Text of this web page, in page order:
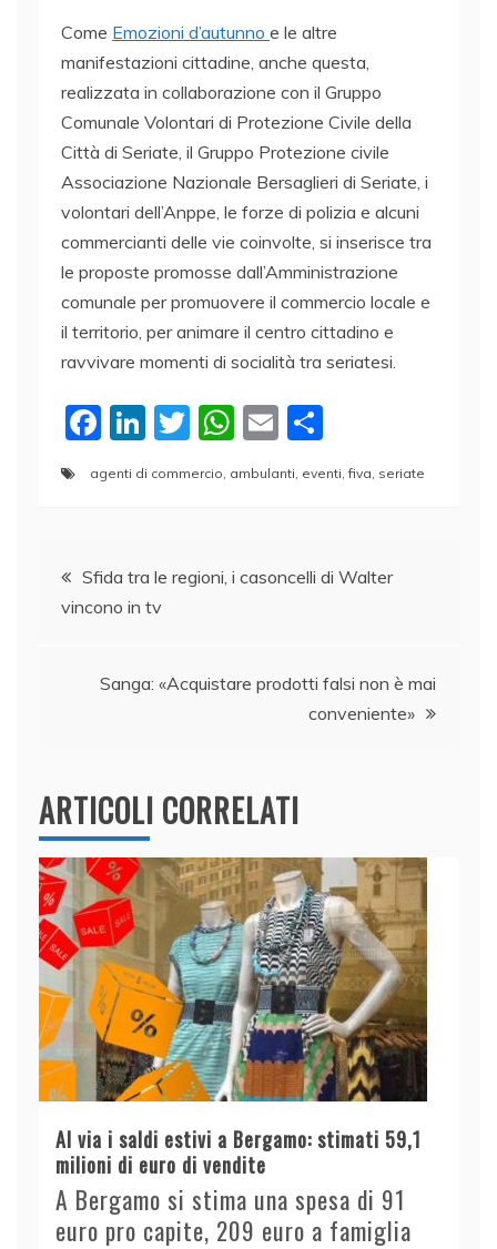
Come Emozioni d’autunno e le altre
manifestazioni cittadine, anche questa,
realizzata in collaborazione con il Gruppo
Comunale Volontari di Protezione Civile della
Città di Seriate, il Gruppo Protezione civile
Associazione Nazionale Bersaglieri di Seriate, i
volontari dell’Anppe, le forze di polizia e alcuni
commercianti delle vie coinvolte, si inserisce tra
le proposte promosse dall’Amministrazione
comunale per promuovere il commercio locale e
il territorio, per animare il centro cittadino e
ravvivare momenti di socialità tra seriatesi.
F
c
b
o
k
Li
n
dI
n
T
w
W
h
A
E
m
ai
o
vi
agenti di commercio, ambulanti, eventi,fiva, seriate
Navigazione
articoli
Sfida tra le regioni, i casoncelli di Walter
vincono in tv
Sanga: «Acquistare prodotti falsi non è mai
conveniente»
ARTICOLI CORRELATI
Al via i saldi estivi a Bergamo: stimati 59,1
milioni di euro di vendite
A Bergamo si stima una spesa di 91
euro pro capite, 209 euro a famiglia